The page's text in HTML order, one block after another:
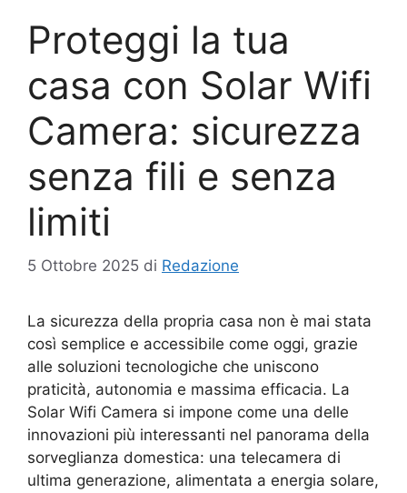
Proteggi la tua
casa con Solar Wifi
Camera: sicurezza
senza fili e senza
limiti
5 Ottobre 2025 di Redazione
La sicurezza della propria casa non è mai stata
così semplice e accessibile come oggi, grazie
alle soluzioni tecnologiche che uniscono
praticità, autonomia e massima efficacia. La
Solar Wifi Camera si impone come una delle
innovazioni più interessanti nel panorama della
sorveglianza domestica: una telecamera di
ultima generazione, alimentata a energia solare,